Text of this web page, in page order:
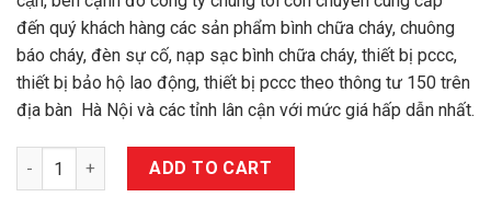
đến quý khách hàng các sản phẩm bình chữa cháy, chuông
báo cháy, đèn sự cố, nạp sạc bình chữa cháy, thiết bị pccc,
thiết bị bảo hộ lao động, thiết bị pccc theo thông tư 150 trên
địa bàn Hà Nội và các tỉnh lân cận với mức giá hấp dẫn nhất.
Bán các loại bình chữa cháy bột Dragon Powder tại Quận Hai
ADD TO CART